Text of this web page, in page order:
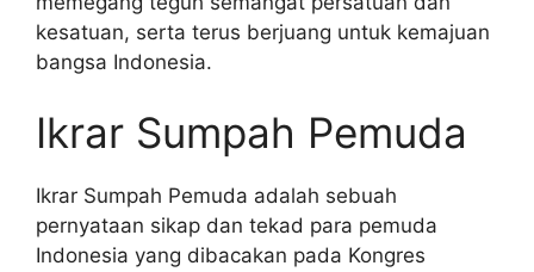
kesatuan, serta terus berjuang untuk kemajuan
bangsa Indonesia.
Ikrar Sumpah Pemuda
Ikrar Sumpah Pemuda adalah sebuah
pernyataan sikap dan tekad para pemuda
Indonesia yang dibacakan pada Kongres